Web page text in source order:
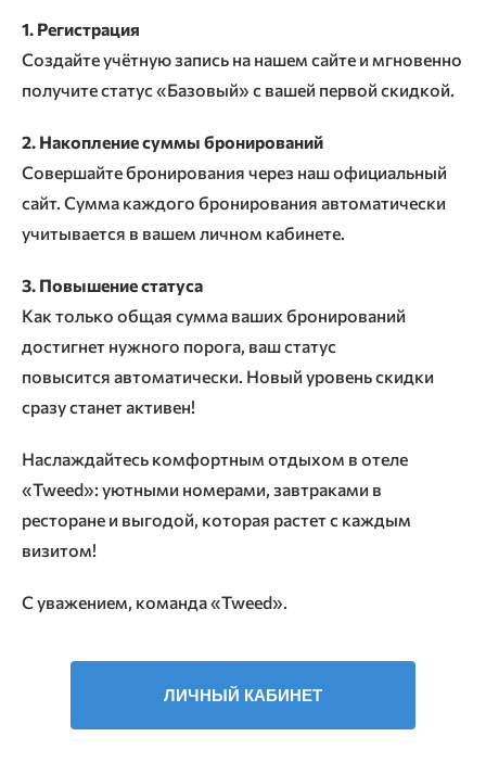
1. Регистрация
Создайте учётную запись на нашем сайте и мгновенно
получите статус «Базовый» с вашей первой скидкой.
2. Накопление суммы бронирований
Совершайте бронирования через наш официальный
сайт. Сумма каждого бронирования автоматически
учитывается в вашем личном кабинете.
3. Повышение статуса
Как только общая сумма ваших бронирований
достигнет нужного порога, ваш статус
повысится автоматически. Новый уровень скидки
сразу станет активен!
Наслаждайтесь комфортным отдыхом в отеле
«Tweed»: уютными номерами, завтраками в
ресторане и выгодой, которая растет с каждым
визитом!
С уважением, команда «Tweed».
ЛИЧНЫЙ КАБИНЕТ